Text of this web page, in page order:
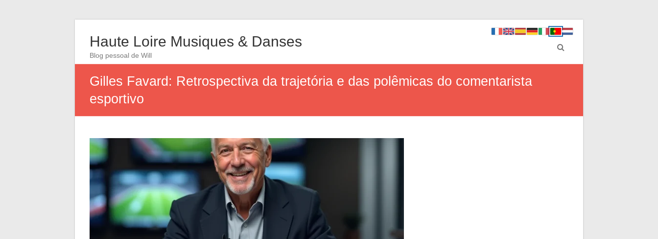
Haute Loire Musiques & Danses
Blog pessoal de Will
Gilles Favard: Retrospectiva da trajetória e das polêmicas do comentarista
esportivo